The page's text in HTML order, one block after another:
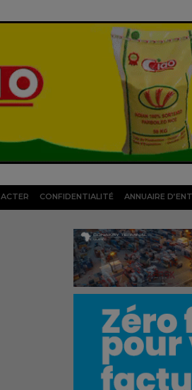
CONFIDENTIALITÉ ANNUAIRE